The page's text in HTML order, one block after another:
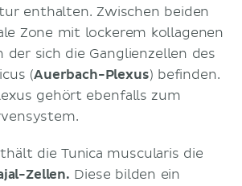
enthalten. Zwischen beiden
Zone mit lockerem kollagenen
der sich die Ganglienzellen des
(Auerbach-Plexus) befinden.
gehört ebenfalls zum
die Tunica muscularis die
Zellen. Diese bilden ein